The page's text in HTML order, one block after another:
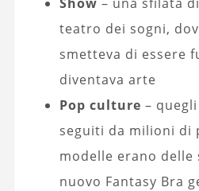
teatro dei sogni,
smetteva di essere
diventava arte
Pop culture –
seguiti da milioni di
modelle erano delle
nuovo Fantasy Bra